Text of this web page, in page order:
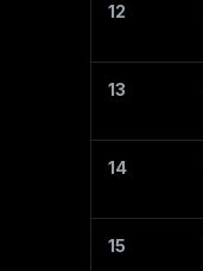
12
13
14
15